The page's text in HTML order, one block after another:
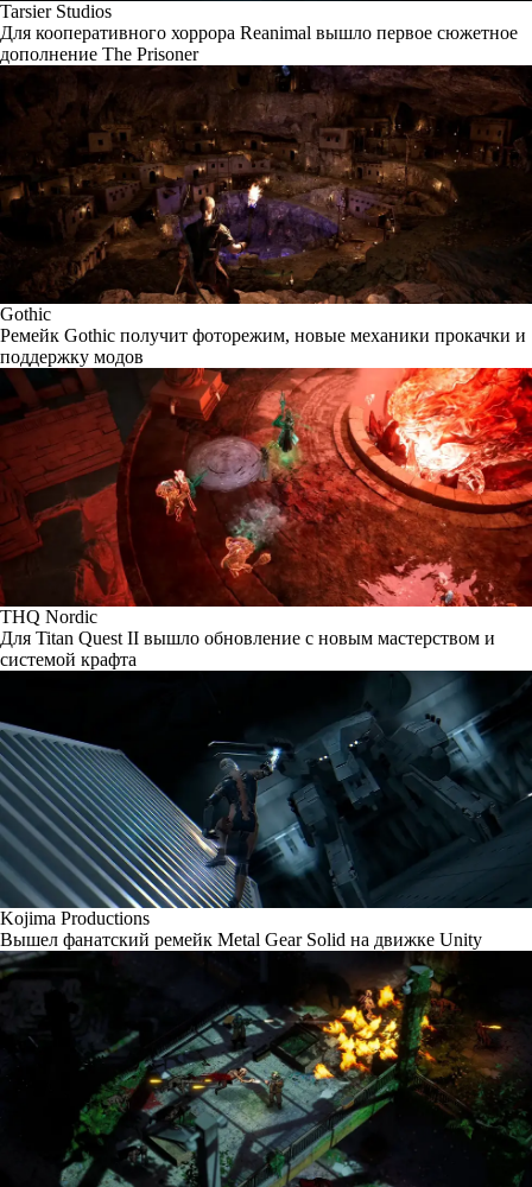
Tarsier Studios
Для кооперативного хоррора Reanimal вышло первое сюжетное
дополнение The Prisoner
Gothic
Ремейк Gothic получит фоторежим, новые механики прокачки и
поддержку модов
THQ Nordic
Для Titan Quest II вышло обновление с новым мастерством и
системой крафта
Kojima Productions
Вышел фанатский ремейк Metal Gear Solid на движке Unity